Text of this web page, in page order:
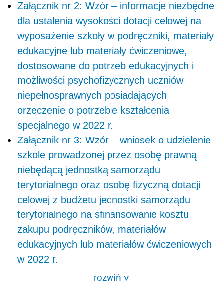
Załącznik nr 2: Wzór – informacje niezbędne
dla ustalenia wysokości dotacji celowej na
wyposażenie szkoły w podręczniki, materiały
edukacyjne lub materiały ćwiczeniowe,
dostosowane do potrzeb edukacyjnych i
możliwości psychofizycznych uczniów
niepełnosprawnych posiadających
orzeczenie o potrzebie kształcenia
specjalnego w 2022 r.
Załącznik nr 3: Wzór – wniosek o udzielenie
szkole prowadzonej przez osobę prawną
niebędącą jednostką samorządu
terytorialnego oraz osobę fizyczną dotacji
celowej z budżetu jednostki samorządu
terytorialnego na sfinansowanie kosztu
zakupu podręczników, materiałów
edukacyjnych lub materiałów ćwiczeniowych
w 2022 r.
rozwiń>